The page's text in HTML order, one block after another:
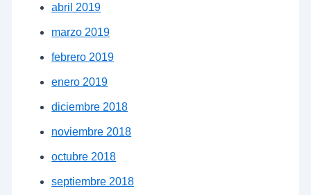
abril 2019
marzo 2019
febrero 2019
enero 2019
diciembre 2018
noviembre 2018
octubre 2018
septiembre 2018